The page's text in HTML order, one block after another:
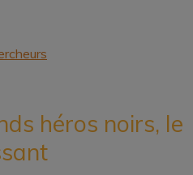
héros noirs, le